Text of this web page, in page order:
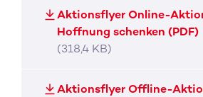
Aktionsflyer Online-
Hoffnung schenken (PDF)
(318,4 KB)
Aktionsflyer Offline-